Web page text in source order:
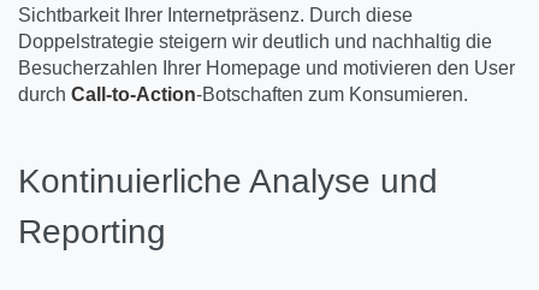
Sichtbarkeit Ihrer Internetpräsenz. Durch diese
Doppelstrategie steigern wir deutlich und nachhaltig die
Besucherzahlen Ihrer Homepage und motivieren den User
durch Call-to-Action-Botschaften zum Konsumieren.
Kontinuierliche Analyse und
Reporting